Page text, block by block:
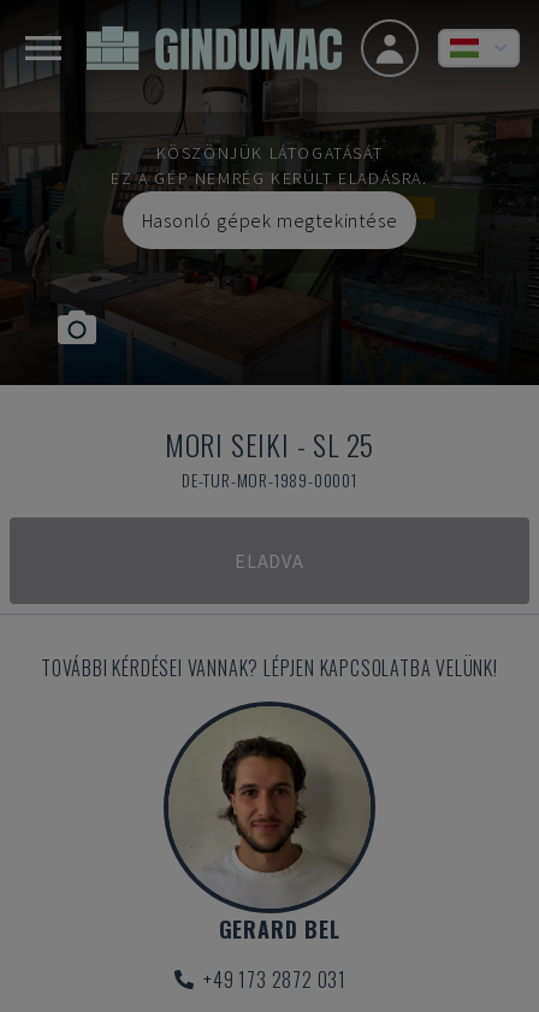
KÖSZÖNJÜK LÁTOGATÁSÁT
EZ A GÉP NEMRÉG KERÜLT ELADÁSRA.
Hasonló gépek megtekintése
MORI SEIKI - SL 25
DE-TUR-MOR-1989-00001
ELADVA
TOVÁBBI KÉRDÉSEI VANNAK? LÉPJEN KAPCSOLATBA VELÜNK!
GERARD BEL
+49 173 2872 031